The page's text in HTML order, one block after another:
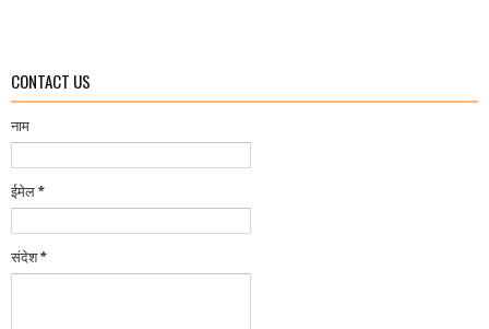
CONTACT US
नाम
ईमेल *
संदेश*